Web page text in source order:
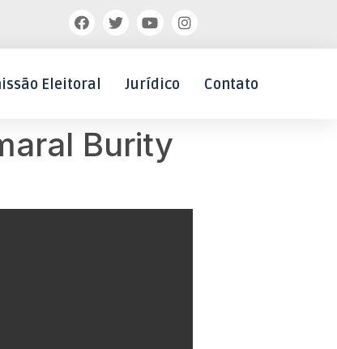
Eleitoral Jurídico Contato
Burity